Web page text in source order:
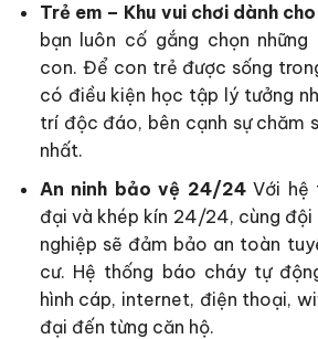
Trẻ em – Khu vui chơi dành
bạn luôn cố gắng chọn
con. Để con trẻ được sống
có điều kiện học tập lý tưởng
trí độc đáo, bên cạnh sự chăm
nhất.
An ninh bảo vệ 24/24Với hệ
đại và khép kín 24/24, cùng đội
nghiệp sẽ đảm bảo an toàn
cư. Hệ thống báo cháy tự
hình cáp, internet, điện thoại,
đại đến từng căn hộ.